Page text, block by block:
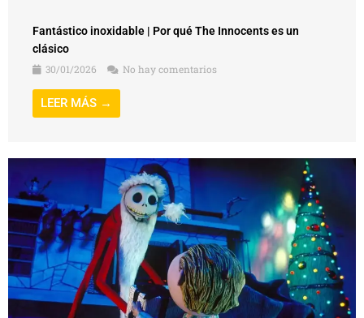
Fantástico inoxidable | Por qué The Innocents es un
clásico
30/01/2026
No hay comentarios
LEER MÁS →